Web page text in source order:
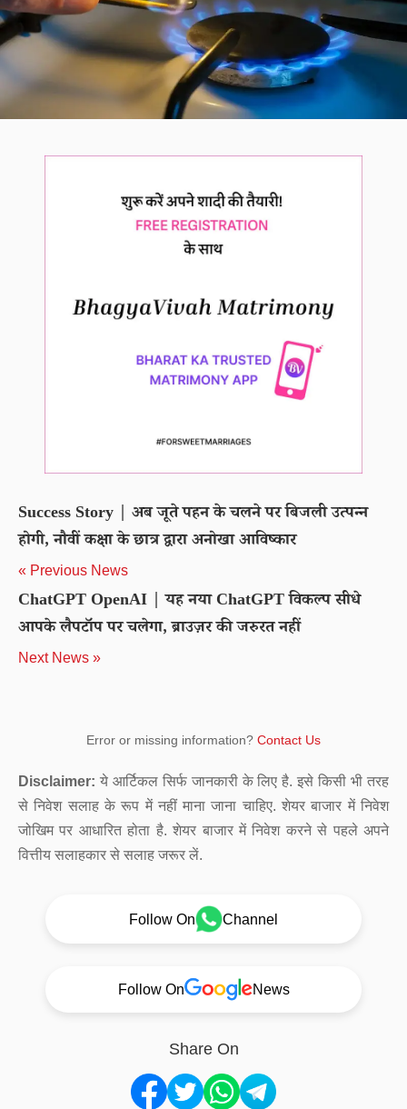
Success Story | अब जूते पहन के चलने पर बिजली उत्पन्न
होगी, नौवीं कक्षा के छात्र द्वारा अनोखा आविष्कार
« Previous News
ChatGPT OpenAI | यह नया ChatGPT विकल्प सीधे
आपके लैपटॉप पर चलेगा, ब्राउज़र की जरुरत नहीं
Next News »
Error or missing information? Contact Us
Disclaimer: ये आर्टिकल सिर्फ जानकारी के लिए है. इसे किसी भी तरह
से निवेश सलाह के रूप में नहीं माना जाना चाहिए. शेयर बाजार में निवेश
जोखिम पर आधारित होता है. शेयर बाजार में निवेश करने से पहले अपने
वित्तीय सलाहकार से सलाह जरूर लें.
Follow On Channel
Follow On News
Share On